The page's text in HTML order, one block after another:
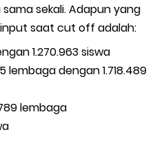
sekali. Adapun yang
saat cut off adalah:
1.270.963 siswa
lembaga dengan 1.718.489
lembaga